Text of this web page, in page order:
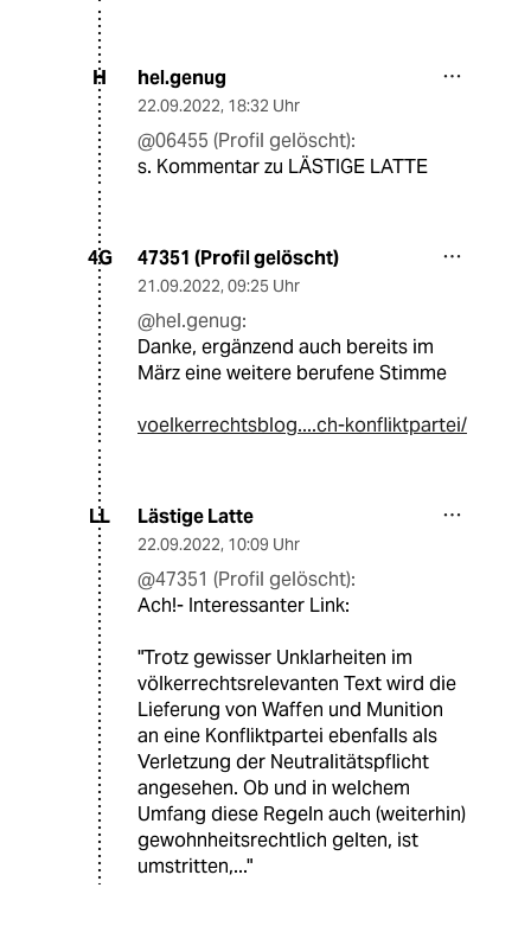
H hel.genug
22.09.2022, 18:32 Uhr
@06455 (Profil gelöscht):
s. Kommentar zu LÄSTIGE LATTE
4G 47351 (Profil gelöscht)
21.09.2022, 09:25 Uhr
@hel.genug:
Danke, ergänzend auch bereits im
März eine weitere berufene Stimme
voelkerrechtsblog....ch-konfliktpartei/
LL Lästige Latte
22.09.2022, 10:09 Uhr
@47351 (Profil gelöscht):
Ach!- Interessanter Link:
"Trotz gewisser Unklarheiten im
völkerrechtsrelevanten Text wird die
Lieferung von Waffen und Munition
an eine Konfliktpartei ebenfalls als
Verletzung der Neutralitätspflicht
angesehen. Ob und in welchem
Umfang diese Regeln auch (weiterhin)
gewohnheitsrechtlich gelten, ist
umstritten,..."